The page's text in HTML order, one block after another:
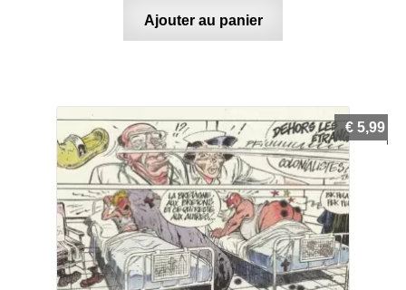
Ajouter au panier
€ 5,99